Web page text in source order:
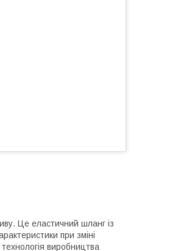
Це еластичний шланг із
при зміні
виробництва